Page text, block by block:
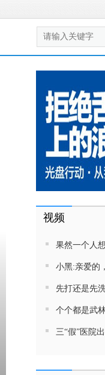
视频
果然一个人想找你的时候有的是办法！
小黑:亲爱的，你看到我的真心了
先打还是先洗！小孩哥下
个个都是武林高手，广
三“假”医院出报告就是快